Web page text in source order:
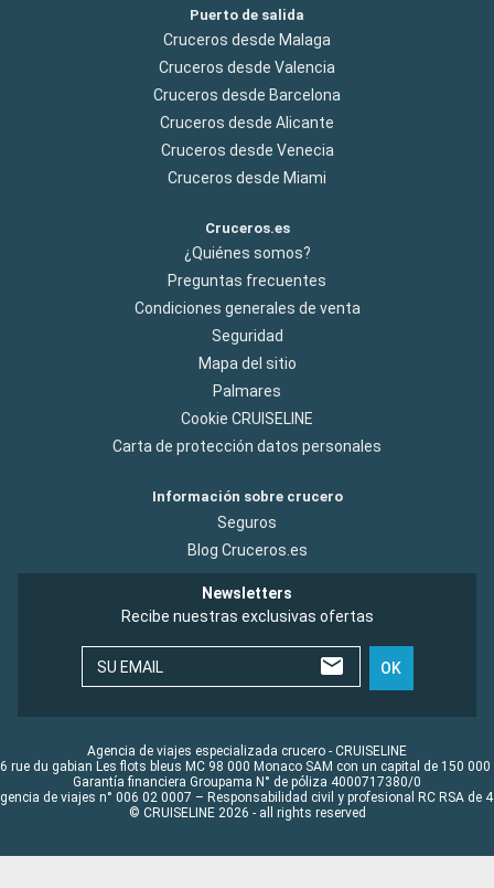
Puerto de salida
Cruceros desde Malaga
Cruceros desde Valencia
Cruceros desde Barcelona
Cruceros desde Alicante
Cruceros desde Venecia
Cruceros desde Miami
Cruceros.es
¿Quiénes somos?
Preguntas frecuentes
Condiciones generales de venta
Seguridad
Mapa del sitio
Palmares
Cookie CRUISELINE
Carta de protección datos personales
Información sobre crucero
Seguros
Blog Cruceros.es
Newsletters
Recibe nuestras exclusivas ofertas
SU EMAIL OK
Agencia de viajes especializada crucero - CRUISELINE
rue du gabian Les flots bleus MC 98 000 Monaco SAM con un capital de 150 000
Garantía financiera Groupama N° de póliza 4000717380/0
de viajes n° 006 02 0007 – Responsabilidad civil y profesional RC RSA de
© CRUISELINE 2026 - all rights reserved